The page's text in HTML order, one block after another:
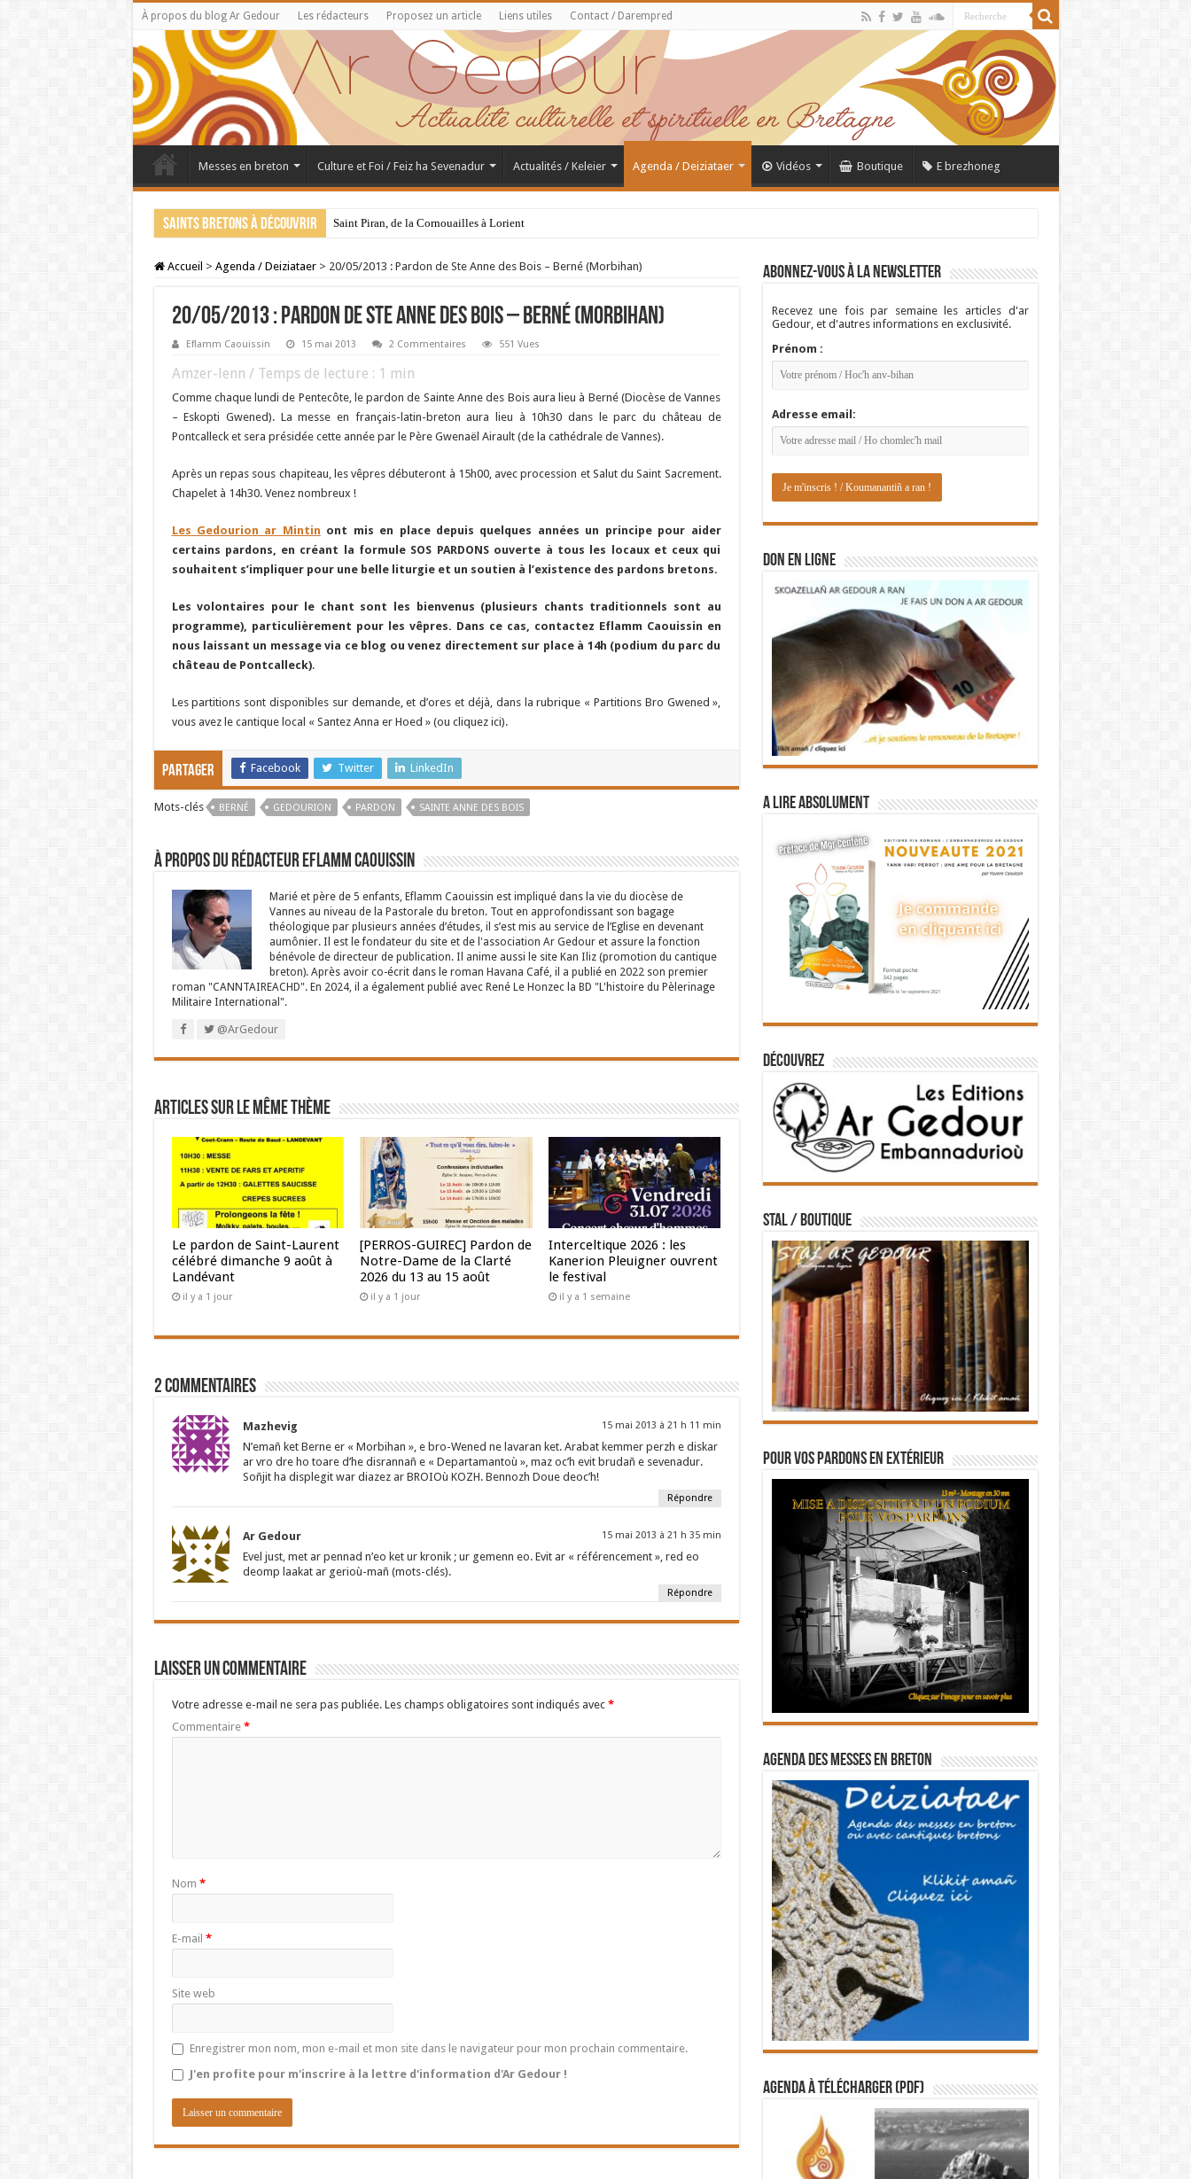
À propos du blog Ar Gedour Les rédacteurs Proposez un article Liens utiles Contact / Darempred
Messes en breton Culture et Foi / Feiz ha Sevenadur Actualités / Keleier Agenda / Deiziataer Vidéos Boutique E brezhoneg
Saints bretons à découvrir Saint Piran, de la Cornouailles à Lorient
Accueil > Agenda / Deiziataer > 20/05/2013 : Pardon de Ste Anne des Bois – Berné (Morbihan)
20/05/2013 : Pardon de Ste Anne des Bois – Berné (Morbihan)
Eflamm Caouissin 15 mai 2013 2 Commentaires 551 Vues
Amzer-lenn / Temps de lecture : 1 min
Comme chaque lundi de Pentecôte, le pardon de Sainte Anne des Bois aura lieu à Berné (Diocèse de Vannes
– Eskopti Gwened). La messe en français-latin-breton aura lieu à 10h30 dans le parc du château de
Pontcalleck et sera présidée cette année par le Père Gwenaël Airault (de la cathédrale de Vannes).
Après un repas sous chapiteau, les vêpres débuteront à 15h00, avec procession et Salut du Saint Sacrement.
Chapelet à 14h30. Venez nombreux !
Les Gedourion ar Mintin ont mis en place depuis quelques années un principe pour aider
certains pardons, en créant la formule SOS PARDONS ouverte à tous les locaux et ceux qui
souhaitent s’impliquer pour une belle liturgie et un soutien à l’existence des pardons bretons.
Les volontaires pour le chant sont les bienvenus (plusieurs chants traditionnels sont au
programme), particulièrement pour les vêpres. Dans ce cas, contactez Eflamm Caouissin en
nous laissant un message via ce blog ou venez directement sur place à 14h (podium du parc du
château de Pontcalleck).
Les partitions sont disponibles sur demande, et d’ores et déjà, dans la rubrique « Partitions Bro Gwened »,
vous avez le cantique local « Santez Anna er Hoed » (ou cliquez ici).
Partager Facebook Twitter LinkedIn
Mots-clés BERNÉ GEDOURION PARDON SAINTE ANNE DES BOIS
À propos du rédacteur Eflamm Caouissin
Marié et père de 5 enfants, Eflamm Caouissin est impliqué dans la vie du diocèse de
Vannes au niveau de la Pastorale du breton. Tout en approfondissant son bagage
théologique par plusieurs années d’études, il s’est mis au service de l’Eglise en devenant
aumônier. Il est le fondateur du site et de l'association Ar Gedour et assure la fonction
bénévole de directeur de publication. Il anime aussi le site Kan Iliz (promotion du cantique
breton). Après avoir co-écrit dans le roman Havana Café, il a publié en 2022 son premier
roman "CANNTAIREACHD". En 2024, il a également publié avec René Le Honzec la BD "L'histoire du Pèlerinage
Militaire International".
@ArGedour
Articles sur le même thème
Le pardon de Saint-Laurent
célébré dimanche 9 août à
Landévant
il y a 1 jour
[PERROS-GUIREC] Pardon de
Notre-Dame de la Clarté
2026 du 13 au 15 août
il y a 1 jour
Interceltique 2026 : les
Kanerion Pleuigner ouvrent
le festival
il y a 1 semaine
2 Commentaires
Mazhevig 15 mai 2013 à 21 h 11 min
N’emañ ket Berne er « Morbihan », e bro-Wened ne lavaran ket. Arabat kemmer perzh e diskar
ar vro dre ho toare d’he disrannañ e « Departamantoù », maz oc’h evit brudañ e sevenadur.
Soñjit ha displegit war diazez ar BROIOù KOZH. Bennozh Doue deoc’h!
Répondre
Ar Gedour 15 mai 2013 à 21 h 35 min
Evel just, met ar pennad n’eo ket ur kronik ; ur gemenn eo. Evit ar « référencement », red eo
deomp laakat ar gerioù-mañ (mots-clés).
Répondre
Laisser un commentaire
Votre adresse e-mail ne sera pas publiée. Les champs obligatoires sont indiqués avec *
Commentaire *
Nom *
E-mail *
Site web
Enregistrer mon nom, mon e-mail et mon site dans le navigateur pour mon prochain commentaire.
J'en profite pour m'inscrire à la lettre d'information d'Ar Gedour !
Abonnez-vous à la newsletter
Recevez une fois par semaine les articles d'ar
Gedour, et d'autres informations en exclusivité.
Prénom :
Adresse email:
DON EN LIGNE
A lire absolument
Découvrez
STAL / BOUTIQUE
Pour vos pardons en extérieur
Agenda des messes en breton
Agenda à télécharger (PDF)